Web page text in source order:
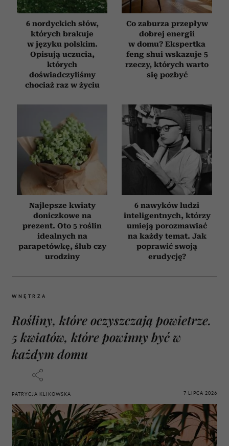
6 nordyckich słów,
których brakuje
w języku polskim.
Opisują uczucia,
których
doświadczyliśmy
chociaż raz w życiu
Co zaburza przepływ
dobrej energii
w domu? Ekspertka
feng shui wskazuje 5
rzeczy, których warto
się pozbyć
Najlepsze kwiaty
doniczkowe na
prezent. Oto 5 roślin
idealnych na
parapetówkę, ślub czy
urodziny
6 nawyków ludzi
inteligentnych, którzy
umieją porozmawiać
na każdy temat. Jak
poprawić swoją
erudycję?
WNĘTRZA
Rośliny, które oczyszczają powietrze.
5 kwiatów, które powinny być w
każdym domu
PATRYCJA KLIKOWSKA 7 LIPCA 2026